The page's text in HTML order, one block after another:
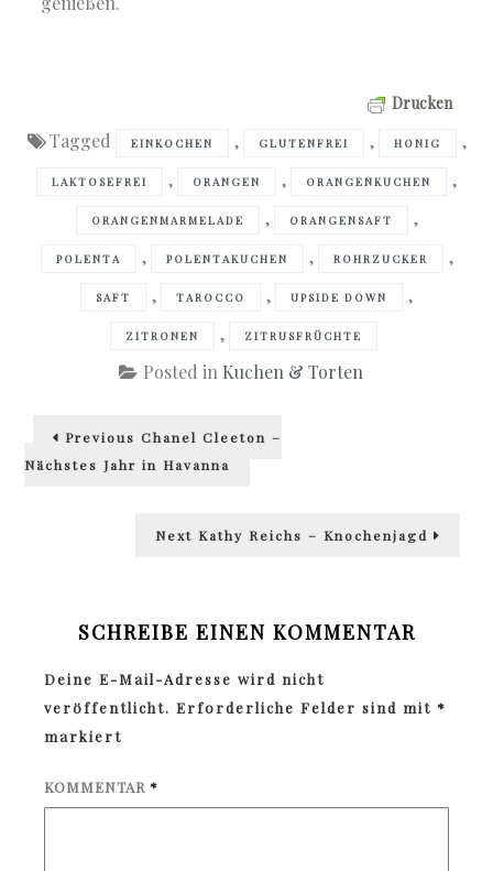
Drucken
Tagged EINKOCHEN , GLUTENFREI , HONIG ,
LAKTOSEFREI , ORANGEN , ORANGENKUCHEN ,
ORANGENMARMELADE , ORANGENSAFT ,
POLENTA , POLENTAKUCHEN , ROHRZUCKER ,
SAFT , TAROCCO , UPSIDE DOWN ,
ZITRONEN , ZITRUSFRÜCHTE
Posted in Kuchen & Torten
Beitragsnavigation
Previous Previous
Chanel Cleeton –
Nächstes Jahr in Havanna
Next Next
Kathy Reichs – Knochenjagd
SCHREIBE EINEN KOMMENTAR
Deine E-Mail-Adresse wird nicht
veröffentlicht. Erforderliche Felder sind mit *
markiert
KOMMENTAR *